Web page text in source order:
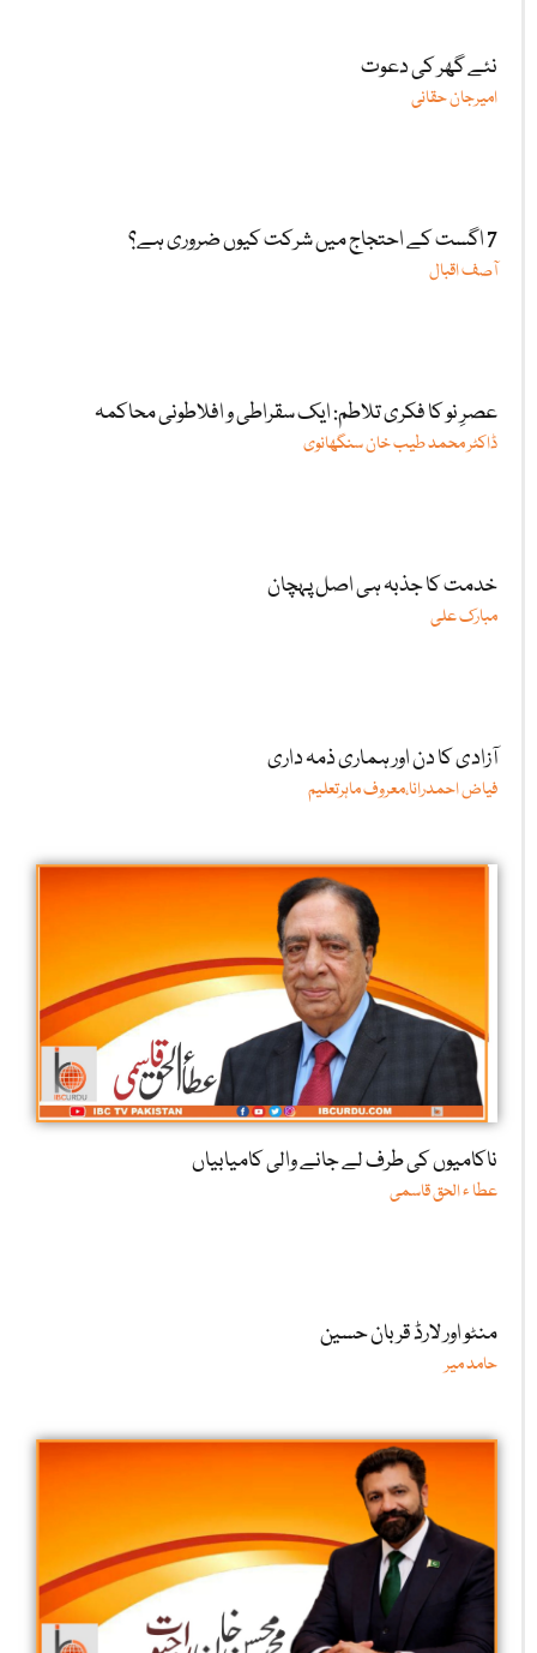
نئے گھر کی دعوت
امیرجان حقانی
7 اگست کے احتجاج میں شرکت کیوں ضروری ہے؟
آصف اقبال
عصرِ نو کا فکری تلاطم: ایک سقراطی و افلاطونی محاکمہ
ڈاکٹر محمد طیب خان سنگھانوی
خدمت کا جذبہ ہی اصل پہچان
مبارک علی
آزادی کا دن اور ہماری ذمہ داری
فیاض احمدرانا،معروف ماہرتعلیم
ناکامیوں کی طرف لے جانے والی کامیابیاں
عطا ء الحق قاسمی
منٹو اور لارڈ قربان حسین
حامد میر